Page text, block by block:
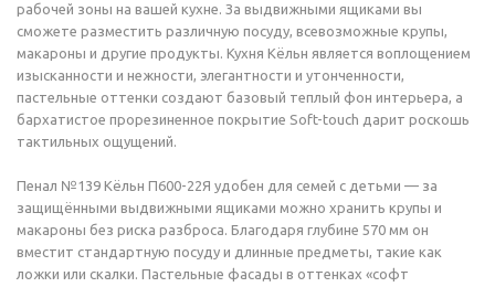
рабочей зоны на вашей кухне. За выдвижными ящиками вы
сможете разместить различную посуду, всевозможные крупы,
макароны и другие продукты. Кухня Кёльн является воплощением
изысканности и нежности, элегантности и утонченности,
пастельные оттенки создают базовый теплый фон интерьера, а
бархатистое прорезиненное покрытие Soft-touch дарит роскошь
тактильных ощущений.
Пенал №139 Кёльн П600-22Я удобен для семей с детьми — за
защищёнными выдвижными ящиками можно хранить крупы и
макароны без риска разброса. Благодаря глубине 570 мм он
вместит стандартную посуду и длинные предметы, такие как
ложки или скалки. Пастельные фасады в оттенках «софт